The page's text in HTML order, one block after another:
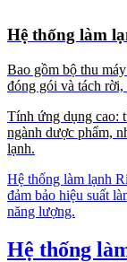
Hệ thống làm
Bao gồm bộ thu
đóng gói và tách
Tính ứng dụng cao:
ngành dược phẩm,
lạnh.
Hệ thống làm lạnh
đảm bảo hiệu suất
năng lượng.
Hệ thống